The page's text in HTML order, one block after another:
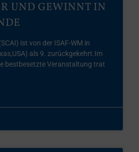
UND GEWINNT IN
ist von der ISAF-WM in
als 9. zurückgekehrt.Im
bestbesetzte Veranstaltung trat